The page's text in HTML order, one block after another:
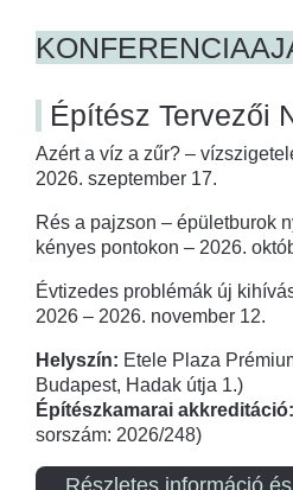
Építész Tervezői
Azért a víz a zűr? –
2026. szeptember 17.
Rés a pajzson – épületburok
kényes pontokon – 2026.
Évtizedes problémák új
2026 – 2026. november 12.
Helyszín: Etele Plaza
Budapest, Hadak útja 1.)
Építészkamarai akkreditáció:
sorszám: 2026/248)
Részletes információ